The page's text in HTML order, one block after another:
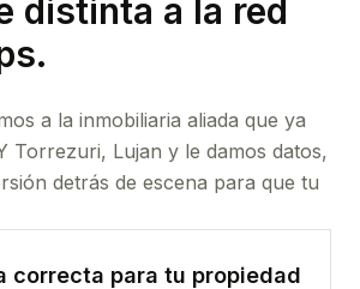
distinta a la red
a la inmobiliaria aliada que ya
Torrezuri, Lujan y le damos datos,
detrás de escena para que tu
correcta para tu propiedad